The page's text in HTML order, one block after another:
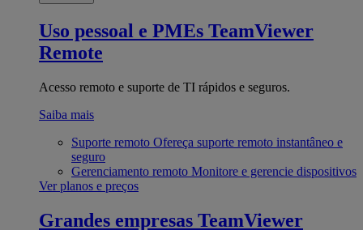
Uso pessoal e PMEs TeamViewer
Remote
Acesso remoto e suporte de TI rápidos e seguros.
Saiba mais
Suporte remoto Ofereça suporte remoto instantâneo e
seguro
Gerenciamento remoto Monitore e gerencie dispositivos
Ver planos e preços
Grandes empresas TeamViewer